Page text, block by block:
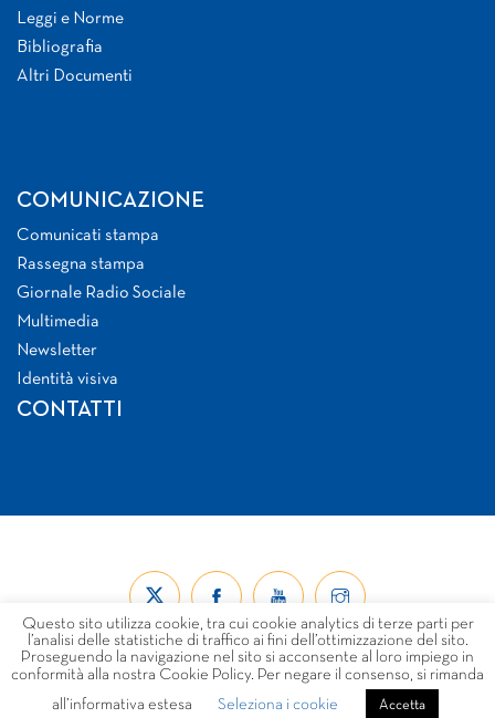
Leggi e Norme
Bibliografia
Altri Documenti
COMUNICAZIONE
Comunicati stampa
Rassegna stampa
Giornale Radio Sociale
Multimedia
Newsletter
Identità visiva
CONTATTI
© Forum Nazionale del Terzo Settore ETS 2026
Questo sito utilizza cookie, tra cui cookie analytics di terze parti per
l’analisi delle statistiche di traffico ai fini dell’ottimizzazione del sito.
Proseguendo la navigazione nel sito si acconsente al loro impiego in
conformità alla nostra Cookie Policy. Per negare il consenso, si rimanda
all’informativa estesa
Seleziona i cookie Accetta